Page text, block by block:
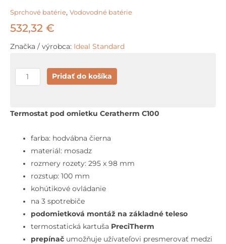
Sprchové batérie, Vodovodné batérie
532,32 €
Značka / výrobca: Ideal Standard
množstvo
Ideal
Ceratherm
Termostatická
sprchová
batéria
pod
omietku,
spotrebiče,
Pridať do košíka
Termostat pod omietku Ceratherm C100
farba: hodvábna čierna
materiál: mosadz
rozmery rozety: 295 x 98 mm
rozstup: 100 mm
kohútikové ovládanie
na 3 spotrebiče
podomietková montáž na základné teleso
termostatická kartuša PreciTherm
prepínač umožňuje užívateľovi presmerovať medzi